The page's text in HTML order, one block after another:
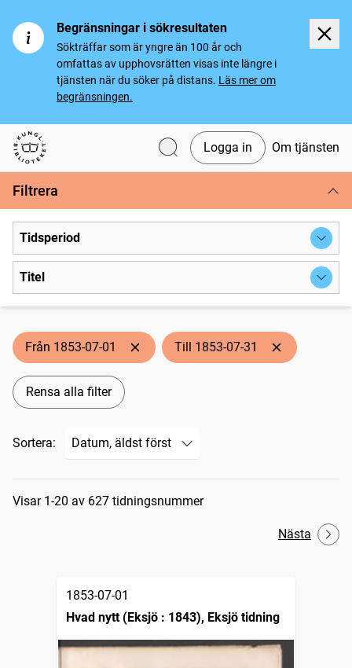
Begränsningar i sökresultaten
Sökträffar som är yngre än 100 år och
omfattas av upphovsrätten visas inte längre i
tjänsten när du söker på distans. Läs mer om
begränsningen.
Svenska tidningar
Logga in Om tjänsten
Filtrera
Tidsperiod
Titel
Från 1853-07-01 Till 1853-07-31
Rensa alla filter
Sortera:
Sökresultat
Visar 1-20 av 627 tidningsnummer
Nästa
1853-07-01
Hvad nytt (Eksjö : 1843), Eksjö tidning